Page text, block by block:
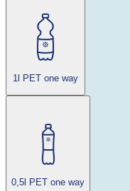
1l PET one way
0,5l PET one way